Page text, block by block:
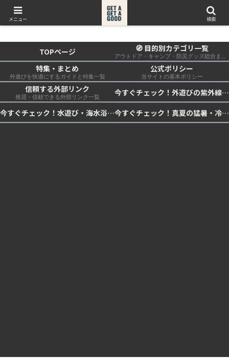
get a get a good
TOPページ 🧭 目的別カテゴリ一覧
アウトドア・キャンプ・防災グッズ総合まとめ
特集・まとめ
外遊びを快適にするガイドと特集一覧
公式ポリシー
当サイトの基本ポリシー
信頼する外部リンク
推奨・信頼できる外部リンク一覧
今すぐチェック！外遊びの紫外線対策・日差し快適化計画｜帽子・日傘・ウェア・日焼け止めを総まとめ☀️🏕️👓
今すぐチェック！水遊び・海水浴の快適化計画｜浮き輪・服装・日陰・安全対策を総まとめ🏖️🌊✨
今すぐチェック！真夏の猛暑・冷却・保冷快適化計画｜外遊び・キャンプ・車中泊の暑さ対策を総まとめ☀️🧊🏕️
メニュー 検索